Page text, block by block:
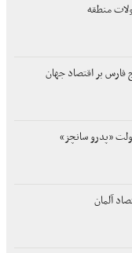
منطقه
فارس بر اقتصاد جهان
«پدرو سانچز»
آلمان